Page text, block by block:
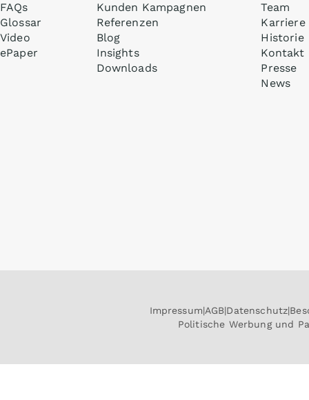
FAQs
Glossar
Video
ePaper
Kunden Kampagnen
Referenzen
Blog
Insights
Downloads
Team
Karriere
Historie
Kontakt
Presse
News
Impressum AGB Datenschutz
Politische Werbung und